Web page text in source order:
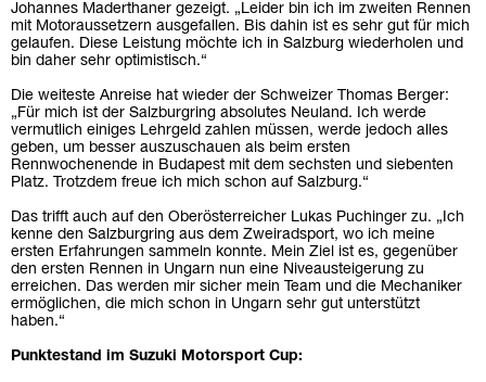
Johannes Maderthaner gezeigt. „Leider bin ich im zweiten Rennen
mit Motoraussetzern ausgefallen. Bis dahin ist es sehr gut für mich
gelaufen. Diese Leistung möchte ich in Salzburg wiederholen und
bin daher sehr optimistisch.“
Die weiteste Anreise hat wieder der Schweizer Thomas Berger:
„Für mich ist der Salzburgring absolutes Neuland. Ich werde
vermutlich einiges Lehrgeld zahlen müssen, werde jedoch alles
geben, um besser auszuschauen als beim ersten
Rennwochenende in Budapest mit dem sechsten und siebenten
Platz. Trotzdem freue ich mich schon auf Salzburg.“
Das trifft auch auf den Oberösterreicher Lukas Puchinger zu. „Ich
kenne den Salzburgring aus dem Zweiradsport, wo ich meine
ersten Erfahrungen sammeln konnte. Mein Ziel ist es, gegenüber
den ersten Rennen in Ungarn nun eine Niveausteigerung zu
erreichen. Das werden mir sicher mein Team und die Mechaniker
ermöglichen, die mich schon in Ungarn sehr gut unterstützt
haben.“
Punktestand im Suzuki Motorsport Cup: